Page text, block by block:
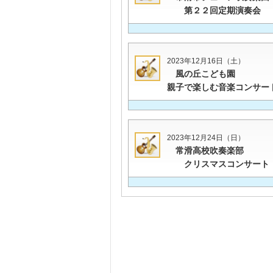
第２２回定期演奏会
2023年12月16日（土）
風の丘こども園
親子で楽しむ音楽コンサー
2023年12月24日（日）
常滑高校吹奏楽部
クリスマスコンサート